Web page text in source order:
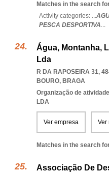
Matches in the search
Activity categories: ...
PESCA DESPORTIVA...
Água, Montanha,
Lda
R DA RAPOSEIRA 31,
BOURO, BRAGA
Organização de
LDA
Ver empresa Ver
Matches in the search
Associação De